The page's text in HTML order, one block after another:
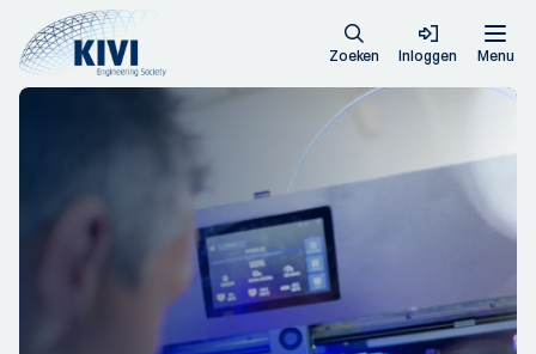
Zoeken Inloggen Menu